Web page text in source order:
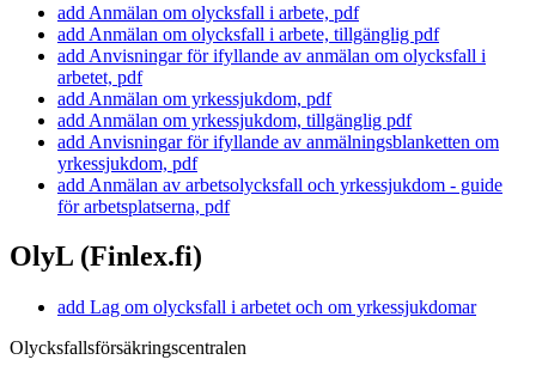
add Anmälan om olycksfall i arbete, pdf
add Anmälan om olycksfall i arbete, tillgänglig pdf
add Anvisningar för ifyllande av anmälan om olycksfall i
arbetet, pdf
add Anmälan om yrkessjukdom, pdf
add Anmälan om yrkessjukdom, tillgänglig pdf
add Anvisningar för ifyllande av anmälningsblanketten om
yrkessjukdom, pdf
add Anmälan av arbetsolycksfall och yrkessjukdom - guide
för arbetsplatserna, pdf
OlyL (Finlex.fi)
add Lag om olycksfall i arbetet och om yrkessjukdomar
Olycksfallsförsäkringscentralen